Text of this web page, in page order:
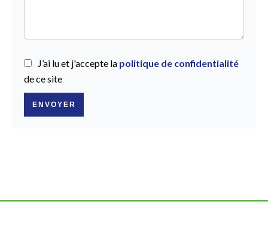
J’ai lu et j'accepte la politique de confidentialité
de ce site
ENVOYER